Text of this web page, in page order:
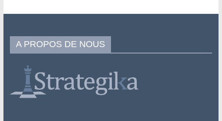
A PROPOS DE NOUS